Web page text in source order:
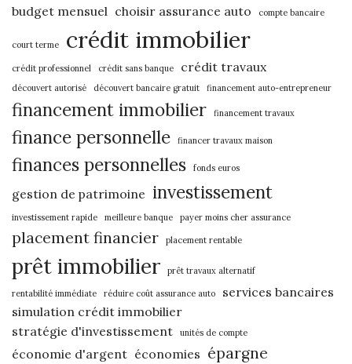
budget mensuel choisir assurance auto compte bancaire
court terme crédit immobilier
crédit professionnel crédit sans banque crédit travaux
découvert autorisé découvert bancaire gratuit financement auto-entrepreneur
financement immobilier financement travaux
finance personnelle financer travaux maison
finances personnelles fonds euros
gestion de patrimoine investissement
investissement rapide meilleure banque payer moins cher assurance
placement financier placement rentable
prêt immobilier prêt travaux alternatif
rentabilité immédiate réduire coût assurance auto
services bancaires
simulation crédit immobilier
stratégie d'investissement
unités de compte
économie d'argent économies épargne